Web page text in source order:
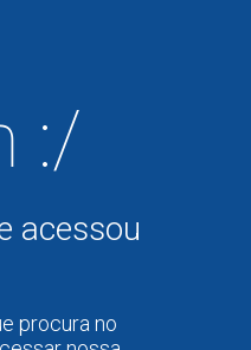
:/
acessou
procura no